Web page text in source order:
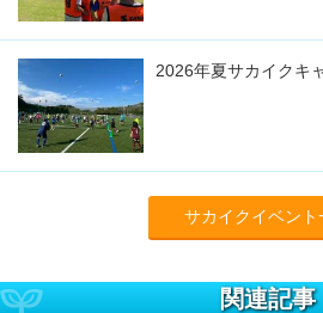
2026年夏サカイクキ
サカイクイベント
関連記事